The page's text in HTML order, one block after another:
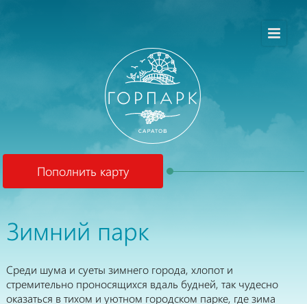
Пополнить карту
Зимний парк
Среди шума и суеты зимнего города, хлопот и
стремительно проносящихся вдаль будней, так чудесно
оказаться в тихом и уютном городском парке, где зима